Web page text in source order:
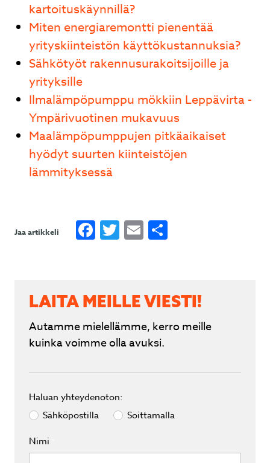
kartoituskäynnillä?
Miten energiaremontti pienentää
yrityskiinteistön käyttökustannuksia?
Sähkötyöt rakennusurakoitsijoille ja
yrityksille
Ilmalämpöpumppu mökkiin Leppävirta -
Ympärivuotinen mukavuus
Maalämpöpumppujen pitkäaikaiset
hyödyt suurten kiinteistöjen
lämmityksessä
Jaa artikkeli Facebook
Twitter
Email
LAITA MEILLE VIESTI!
Autamme mielellämme, kerro meille
kuinka voimme olla avuksi.
Haluan yhteydenoton:
Sähköpostilla
Soittamalla
Nimi